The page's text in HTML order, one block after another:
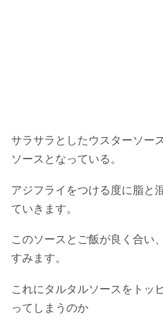
サラサラとしたウスターソー
ソースとなっている。
アジフライをつける度に脂と
ていきます。
このソースとご飯が良く合い
すみます。
これにタルタルソースをトッ
ってしまうのか